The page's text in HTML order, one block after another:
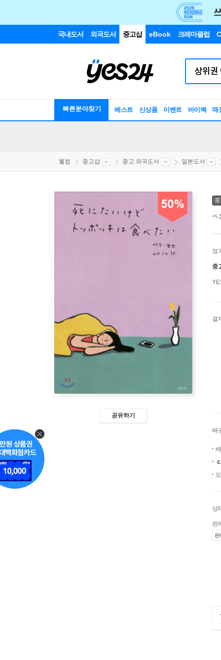
국내도서 외국도서 중고샵 eBook 크레마클럽
빠른분야찾기 베스트 신상품 이벤트 바이백 매
웰컴 중고샵 중고 외국도서 일본도서
50%
공유하기
ペ
정
중
결
배
상
판
판